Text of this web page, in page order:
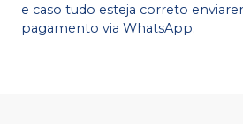
e caso tudo esteja correto
pagamento via WhatsApp.